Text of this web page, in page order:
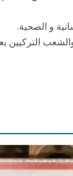
و الصحية.
التركيين